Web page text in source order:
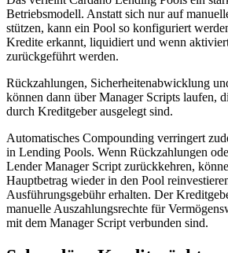
Betriebsmodell. Anstatt sich nur auf
stützen, kann ein Pool so konfiguriert
Kredite erkannt, liquidiert und wenn
zurückgeführt werden.
Rückzahlungen, Sicherheitenabwicklung
können dann über Manager Scripts laufen,
durch Kreditgeber ausgelegt sind.
Automatisches Compounding verringert
in Lending Pools. Wenn Rückzahlungen
Lender Manager Script zurückkehren,
Hauptbetrag wieder in den Pool
Ausführungsgebühr erhalten. Der
manuelle Auszahlungsrechte für
mit dem Manager Script verbunden sind.